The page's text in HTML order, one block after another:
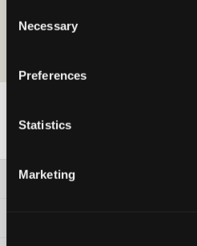
Selection
Necessary
Preferences
Statistics
Marketing
De aanbieding is geldig op je
normale prijzen. De korting kan niet
aanbiedingen. Lees voor meer
Klantenservice